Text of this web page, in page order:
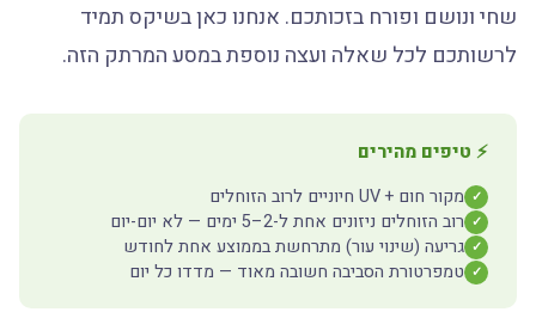
שחי ונושם ופורח בזכותכם. אנחנו כאן בשיקס תמיד
לרשותכם לכל שאלה ועצה נוספת במסע המרתק הזה.
⚡ טיפים מהירים
✓ מקור חום + UV חיוניים לרוב הזוחלים
✓ רוב הזוחלים ניזונים אחת ל-2–5 ימים — לא יום-יום
✓ גריעה (שינוי עור) מתרחשת בממוצע אחת לחודש
✓ טמפרטורת הסביבה חשובה מאוד — מדדו כל יום